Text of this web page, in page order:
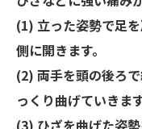
(1) 立った姿勢で足
側に開きます。
(2) 両手を頭の後ろ
っくり曲げていきま
(3) ひざを曲げた姿